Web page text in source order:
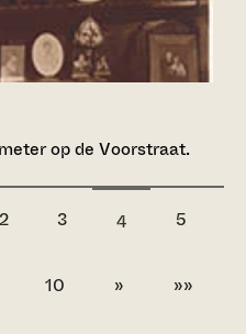
op de Voorstraat.
2 3 4 5
10 » »»